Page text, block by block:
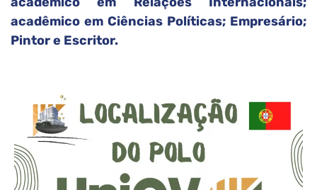
acadêmico em Ciências Políticas; Empresário;
Pintor e Escritor.